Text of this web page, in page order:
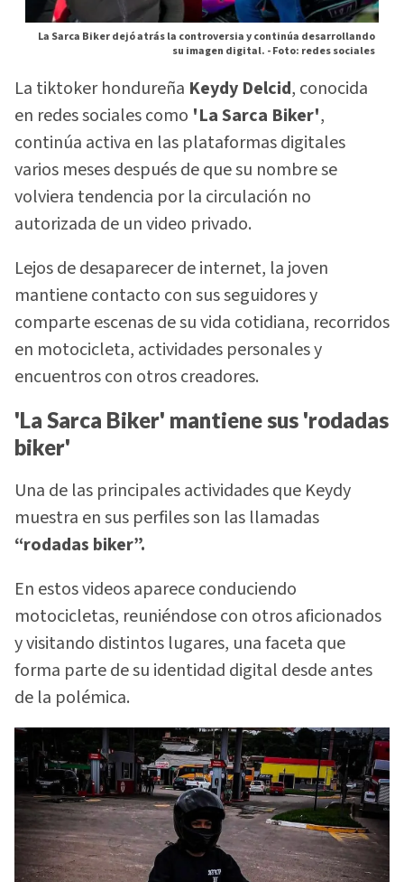
La Sarca Biker dejó atrás la controversia y continúa desarrollando
su imagen digital. -Foto: redes sociales
La tiktoker hondureña Keydy Delcid, conocida
en redes sociales como 'La Sarca Biker',
continúa activa en las plataformas digitales
varios meses después de que su nombre se
volviera tendencia por la circulación no
autorizada de un video privado.
Lejos de desaparecer de internet, la joven
mantiene contacto con sus seguidores y
comparte escenas de su vida cotidiana, recorridos
en motocicleta, actividades personales y
encuentros con otros creadores.
'La Sarca Biker' mantiene sus 'rodadas
biker'
Una de las principales actividades que Keydy
muestra en sus perfiles son las llamadas
“rodadas biker”.
En estos videos aparece conduciendo
motocicletas, reuniéndose con otros aficionados
y visitando distintos lugares, una faceta que
forma parte de su identidad digital desde antes
de la polémica.